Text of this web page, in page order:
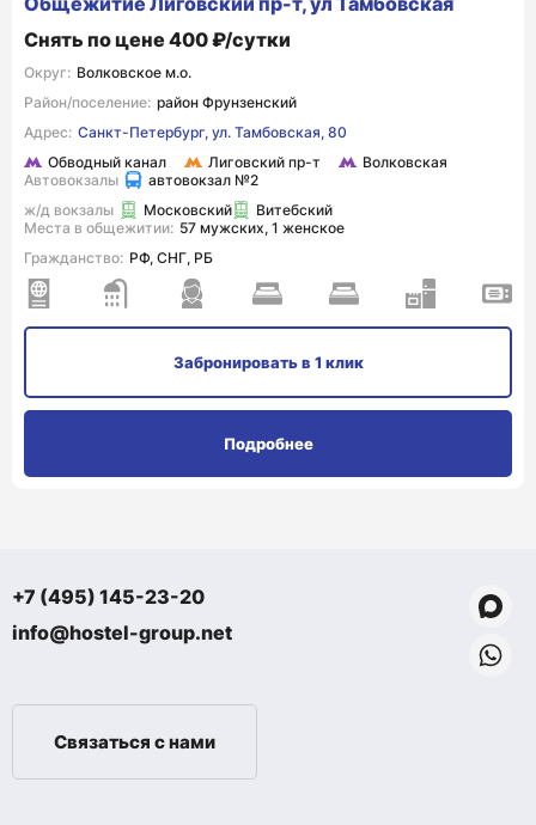
Снять по цене 400 ₽/сутки
Округ: Волковское м.о.
Район/поселение: район Фрунзенский
Адрес: Санкт-Петербург, ул. Тамбовская, 80
Обводный канал
Лиговский пр-т
Волковская
Автовокзалы
автовокзал №2
ж/д вокзалы
Московский
Витебский
Места в общежитии: 57 мужских, 1 женское
Гражданство: РФ, СНГ, РБ
Забронироватьв 1 клик
Подробнее
+7 (495) 145-23-20
info@hostel-group.net
Связаться с нами